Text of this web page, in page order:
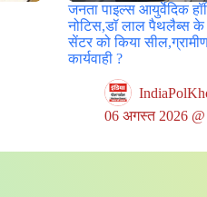
जनता पाइल्स आयुर्वेदिक
नोटिस,डॉ लाल पैथलैब्स
सेंटर को किया
कार्यवाही ?
06 अगस्त 2026 @